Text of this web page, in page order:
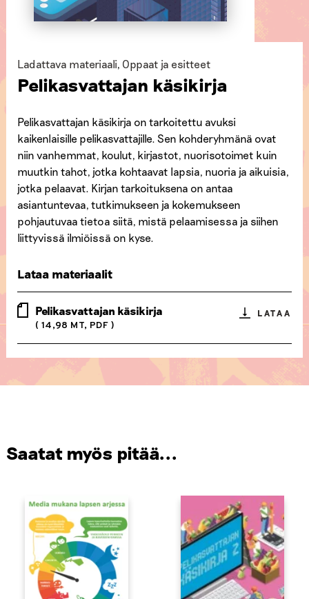
Ladattava materiaali, Oppaat ja esitteet
Pelikasvattajan käsikirja
Pelikasvattajan käsikirja on tarkoitettu avuksi
kaikenlaisille pelikasvattajille. Sen kohderyhmänä ovat
niin vanhemmat, koulut, kirjastot, nuorisotoimet kuin
muutkin tahot, jotka kohtaavat lapsia, nuoria ja aikuisia,
jotka pelaavat. Kirjan tarkoituksena on antaa
asiantuntevaa, tutkimukseen ja kokemukseen
pohjautuvaa tietoa siitä, mistä pelaamisessa ja siihen
liittyvissä ilmiöissä on kyse.
Lataa materiaalit
Pelikasvattajan käsikirja
( 14,98 MT, PDF )
LATAA
Saatat myös pitää...